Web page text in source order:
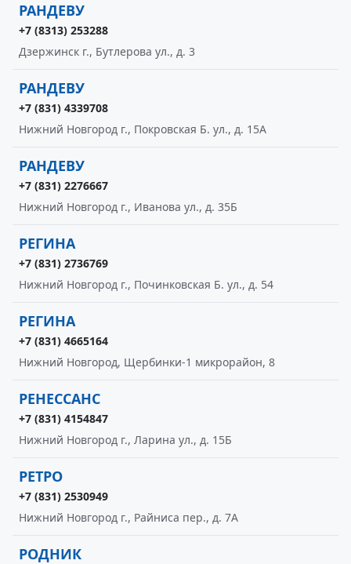
РАНДЕВУ
+7 (8313) 253288
Дзержинск г., Бутлерова ул., д. 3
РАНДЕВУ
+7 (831) 4339708
Нижний Новгород г., Покровская Б. ул., д. 15А
РАНДЕВУ
+7 (831) 2276667
Нижний Новгород г., Иванова ул., д. 35Б
РЕГИНА
+7 (831) 2736769
Нижний Новгород г., Починковская Б. ул., д. 54
РЕГИНА
+7 (831) 4665164
Нижний Новгород, Щербинки-1 микрорайон, 8
РЕНЕССАНС
+7 (831) 4154847
Нижний Новгород г., Ларина ул., д. 15Б
РЕТРО
+7 (831) 2530949
Нижний Новгород г., Райниса пер., д. 7А
РОДНИК